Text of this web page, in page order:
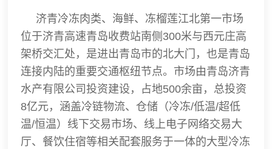
济青冷冻肉类、海鲜、冻榴莲江北第一市场
位于济青高速青岛收费站南侧300米与西元庄高
架桥交汇处，是进出青岛市的北大门，也是青岛
连接内陆的重要交通枢纽节点。市场由青岛济青
水产有限公司投资建设，占地500余亩，总投资
8亿元，涵盖冷链物流、仓储（冷冻/低温/超低
温/恒温）线下交易市场、线上电子网络交易大
厅、餐饮住宿等相关配套服务于一体的大型冷冻